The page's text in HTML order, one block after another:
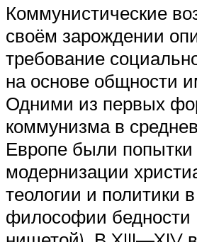
Коммунистические
своём зарождении
требование
на основе общности
Одними из первых
коммунизма в
Европе были попытки
модернизации
теологии и политики
философии бедности